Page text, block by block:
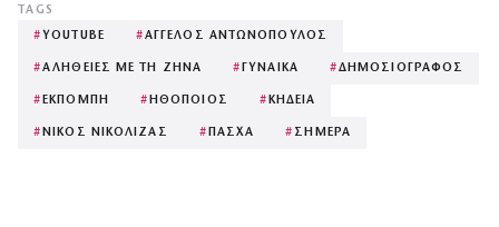
TAGS
# YOUTUBE #ΑΓΓΕΛΟΣ ΑΝΤΩΝΟΠΟΥΛΟΣ
#ΑΛΗΘΕΙΕΣ ΜΕ ΤΗ ΖΗΝΑ # ΓΥΝΑΙΚΑ #ΔΗΜΟΣΙΟΓΡΑΦΟΣ
# ΕΚΠΟΜΠΗ # ΗΘΟΠΟΙΟΣ # ΚΗΔΕΙΑ
# ΝΙΚΟΣ ΝΙΚΟΛΙΖΑΣ # ΠΑΣΧΑ # ΣΗΜΕΡΑ